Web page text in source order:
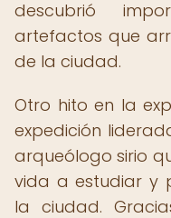
descubrió
artefactos que
de la ciudad.
Otro hito en la
expedición
arqueólogo sirio
vida a estudiar y
la ciudad.